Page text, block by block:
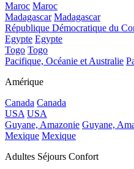
Maroc Maroc
Madagascar Madagascar
République Démocratique du
Egypte Egypte
Togo Togo
Pacifique, Océanie et Australie
Amérique
Canada Canada
USA USA
Guyane, Amazonie Guyane,
Mexique Mexique
Adultes Séjours Confort